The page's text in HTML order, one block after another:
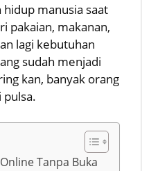
manusia saat
pakaian, makanan,
lagi kebutuhan
sudah menjadi
kan, banyak orang
Tanpa Buka